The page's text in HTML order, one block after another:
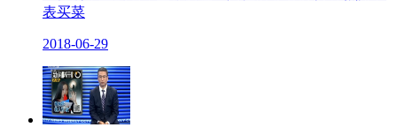
表买菜
2018-06-29